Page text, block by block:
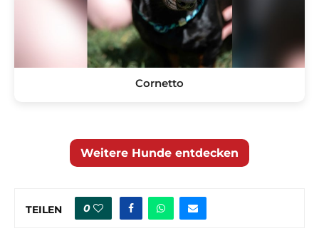
Cornetto
Weitere Hunde entdecken
TEILEN 0